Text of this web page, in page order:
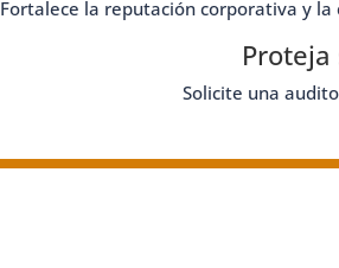
Fortalece la reputación corporativa y la
Solicite una